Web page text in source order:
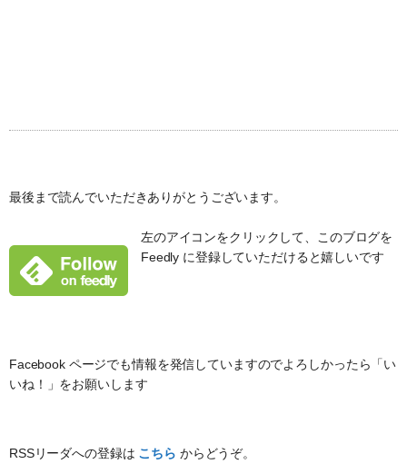
最後まで読んでいただきありがとうございます。
左のアイコンをクリックして、このブログを
Feedly に登録していただけると嬉しいです
Facebook ページでも情報を発信していますのでよろしかったら「い
いね！」をお願いします
RSSリーダへの登録は こちら からどうぞ。